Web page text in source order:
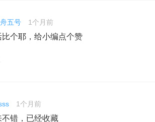
五号 1个月前
比个耶，给小编点个赞
1个月前
不错，已经收藏